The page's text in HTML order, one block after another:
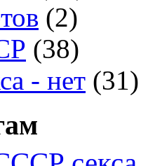
(2)
(38)
- нет (31)